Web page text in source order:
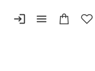
menu
login